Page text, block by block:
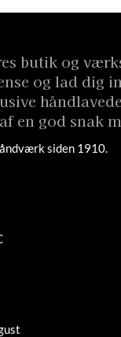
butik og
og lad dig
en god snak
siden 1910.